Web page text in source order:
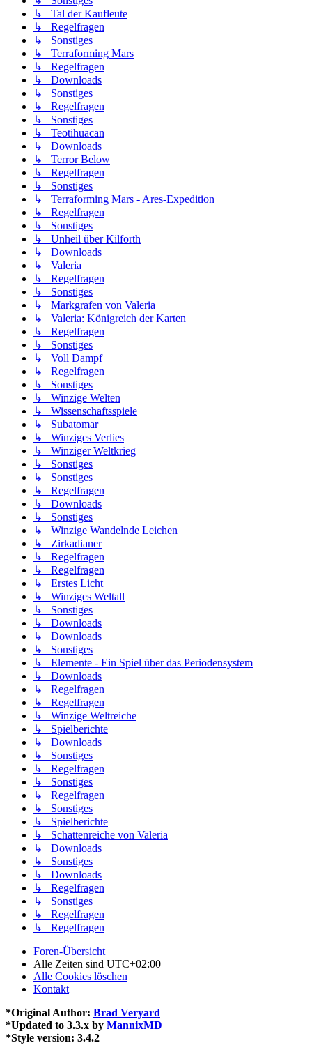
↳ Tal der Kaufleute
↳ Regelfragen
↳ Sonstiges
↳ Terraforming Mars
↳ Regelfragen
↳ Downloads
↳ Sonstiges
↳ Regelfragen
↳ Sonstiges
↳ Teotihuacan
↳ Downloads
↳ Terror Below
↳ Regelfragen
↳ Sonstiges
↳ Terraforming Mars - Ares-Expedition
↳ Regelfragen
↳ Sonstiges
↳ Unheil über Kilforth
↳ Downloads
↳ Valeria
↳ Regelfragen
↳ Sonstiges
↳ Markgrafen von Valeria
↳ Valeria: Königreich der Karten
↳ Regelfragen
↳ Sonstiges
↳ Voll Dampf
↳ Regelfragen
↳ Sonstiges
↳ Winzige Welten
↳ Wissenschaftsspiele
↳ Subatomar
↳ Winziges Verlies
↳ Winziger Weltkrieg
↳ Sonstiges
↳ Sonstiges
↳ Regelfragen
↳ Downloads
↳ Sonstiges
↳ Winzige Wandelnde Leichen
↳ Zirkadianer
↳ Regelfragen
↳ Regelfragen
↳ Erstes Licht
↳ Winziges Weltall
↳ Sonstiges
↳ Downloads
↳ Downloads
↳ Sonstiges
↳ Elemente - Ein Spiel über das Periodensystem
↳ Downloads
↳ Regelfragen
↳ Regelfragen
↳ Winzige Weltreiche
↳ Spielberichte
↳ Downloads
↳ Sonstiges
↳ Regelfragen
↳ Sonstiges
↳ Regelfragen
↳ Sonstiges
↳ Spielberichte
↳ Schattenreiche von Valeria
↳ Downloads
↳ Sonstiges
↳ Downloads
↳ Regelfragen
↳ Sonstiges
↳ Regelfragen
↳ Regelfragen
Foren-Übersicht
Alle Zeiten sind UTC+02:00
Alle Cookies löschen
Kontakt
*Original Author: Brad Veryard
*Updated to 3.3.x by MannixMD
*Style version: 3.4.2